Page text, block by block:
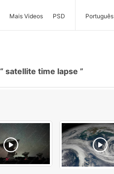
Mais Videos PSD Português
satellite time lapse